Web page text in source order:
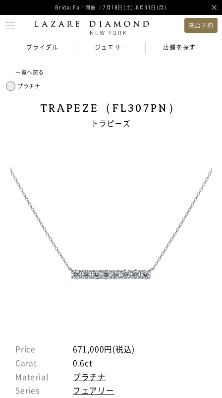
Bridal Fair 開催 ｜7月18日(土)-8月31日(月)
来店予約
ブライダル ジュエリー 店舗を探す
一覧へ戻る
プラチナ
TRAPEZE（FL307PN）
トラピーズ
Price
671,000円(税込)
Carat
0.6ct
Material
プラチナ
Series
フェアリー